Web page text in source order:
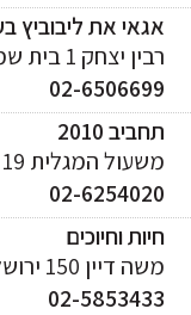
את ליבוביץ בע"מ
יצחק 1 בית שמש
02-
2010
המגלית 19 ירושלים
02-
וחיוכים
150 ירושלים
02-